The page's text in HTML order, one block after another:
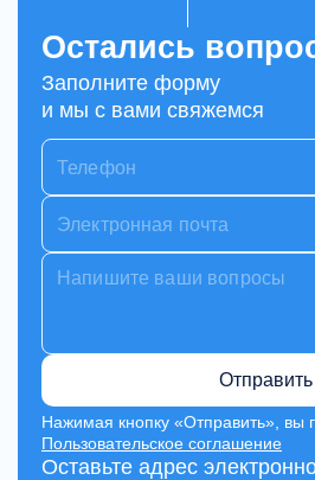
Остались
Заполните форму
и мы с вами свяжемся
Отправить
Нажимая кнопку «Отправить», вы
Пользовательское соглашение
Оставьте адрес